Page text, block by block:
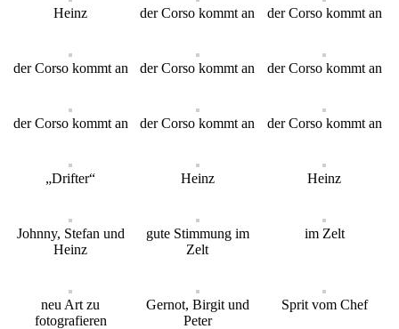
Heinz der Corso kommt an der Corso kommt an
der Corso kommt an der Corso kommt an der Corso kommt an
der Corso kommt an der Corso kommt an der Corso kommt an
„Drifter“ Heinz Heinz
Johnny, Stefan und
Heinz
gute Stimmung im
Zelt
im Zelt
neu Art zu
fotografieren
Gernot, Birgit und
Peter
Sprit vom Chef